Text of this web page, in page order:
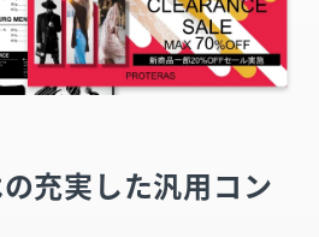
充実した汎用コン